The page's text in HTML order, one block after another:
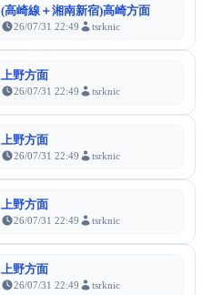
(高崎線＋湘南新宿)高崎方面
26/07/31 22:49 tsrknic
上野方面
26/07/31 22:49 tsrknic
上野方面
26/07/31 22:49 tsrknic
上野方面
26/07/31 22:49 tsrknic
上野方面
26/07/31 22:49 tsrknic